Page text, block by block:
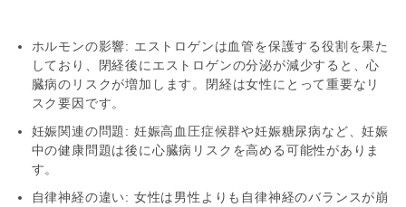
ホルモンの影響: エストロゲンは血管を保護する役割を果た
しており、閉経後にエストロゲンの分泌が減少すると、心
臓病のリスクが増加します。閉経は女性にとって重要なリ
スク要因です。
妊娠関連の問題 : 妊娠高血圧症候群や妊娠糖尿病など、妊娠
中の健康問題は後に心臓病リスクを高める可能性がありま
す。
自律神経の違い: 女性は男性よりも自律神経のバランスが崩